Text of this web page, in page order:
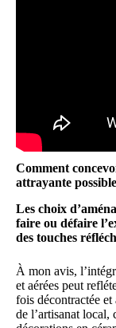
Comment
attrayante possible
Les choix
faire ou défaire
des touches
À mon avis,
et aérées peut
fois décontractée
de l’artisanat local,